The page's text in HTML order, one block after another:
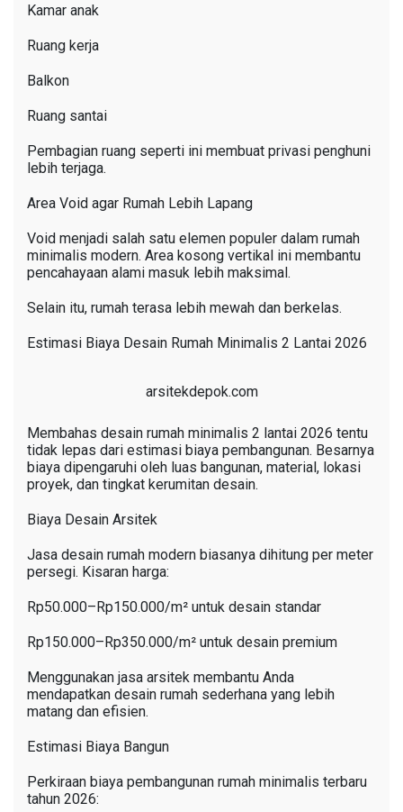
Kamar anak
Ruang kerja
Balkon
Ruang santai
Pembagian ruang seperti ini membuat privasi penghuni
lebih terjaga.
Area Void agar Rumah Lebih Lapang
Void menjadi salah satu elemen populer dalam rumah
minimalis modern. Area kosong vertikal ini membantu
pencahayaan alami masuk lebih maksimal.
Selain itu, rumah terasa lebih mewah dan berkelas.
Estimasi Biaya Desain Rumah Minimalis 2 Lantai 2026
arsitekdepok.com
Membahas desain rumah minimalis 2 lantai 2026 tentu
tidak lepas dari estimasi biaya pembangunan. Besarnya
biaya dipengaruhi oleh luas bangunan, material, lokasi
proyek, dan tingkat kerumitan desain.
Biaya Desain Arsitek
Jasa desain rumah modern biasanya dihitung per meter
persegi. Kisaran harga:
Rp50.000–Rp150.000/m² untuk desain standar
Rp150.000–Rp350.000/m² untuk desain premium
Menggunakan jasa arsitek membantu Anda
mendapatkan desain rumah sederhana yang lebih
matang dan efisien.
Estimasi Biaya Bangun
Perkiraan biaya pembangunan rumah minimalis terbaru
tahun 2026: